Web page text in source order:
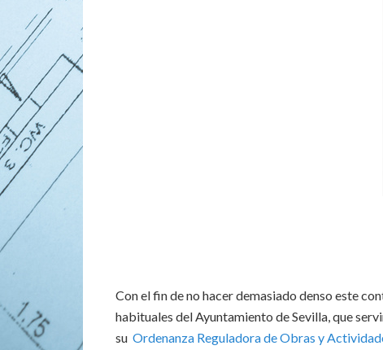
Con el fin de no hacer demasiado denso este
habituales del Ayuntamiento de Sevilla, que
su Ordenanza Reguladora de Obras y